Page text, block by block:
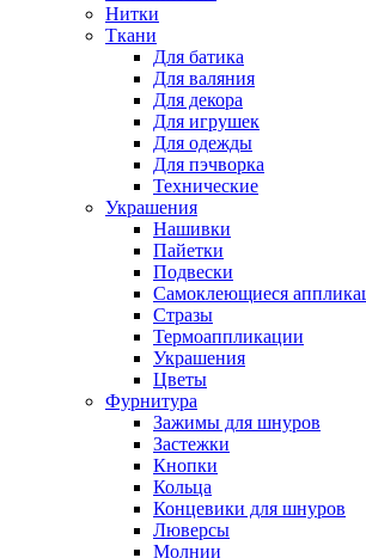
Нитки
Ткани
Для батика
Для валяния
Для декора
Для игрушек
Для одежды
Для пэчворка
Технические
Украшения
Нашивки
Пайетки
Подвески
Самоклеющиеся
Стразы
Термоаппликации
Украшения
Цветы
Фурнитура
Зажимы для шнуров
Застежки
Кнопки
Кольца
Концевики для шнуров
Люверсы
Молнии